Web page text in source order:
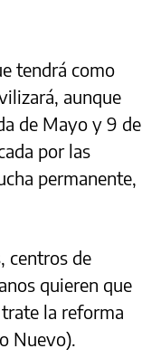
tendrá como
aunque
de Mayo y 9 de
por las
permanente,
centros de
quieren que
la reforma
Nuevo).